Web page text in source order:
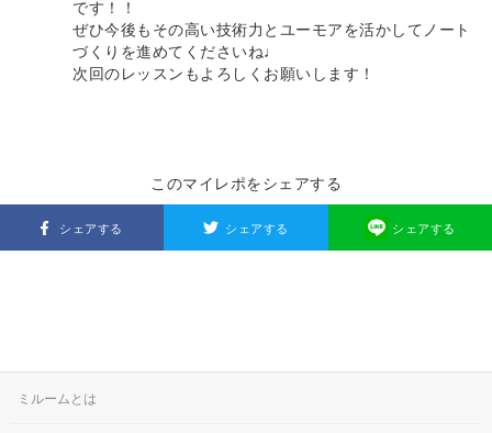
です！！
ぜひ今後もその高い技術力とユーモアを活かしてノート
づくりを進めてくださいね♩
次回のレッスンもよろしくお願いします！
このマイレポをシェアする
シェアする シェアする シェアする
ミルームとは